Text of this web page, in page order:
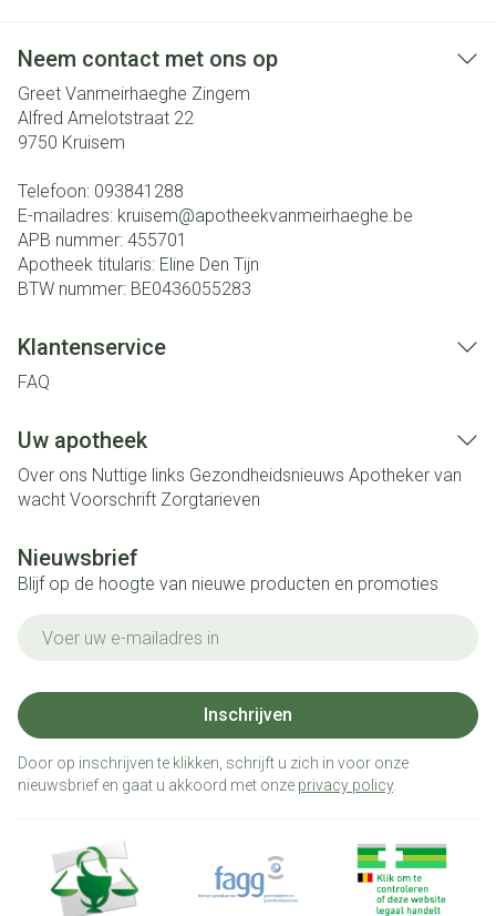
Neem contact met ons op
Greet Vanmeirhaeghe Zingem
Alfred Amelotstraat 22
9750 Kruisem
Telefoon: 093841288
E-mailadres: kruisem@apotheekvanmeirhaeghe.be
APB nummer: 455701
Apotheek titularis: Eline Den Tijn
BTW nummer: BE0436055283
Klantenservice
FAQ
Uw apotheek
Over ons Nuttige links Gezondheidsnieuws Apotheker van
wacht Voorschrift Zorgtarieven
Nieuwsbrief
Blijf op de hoogte van nieuwe producten en promoties
Inschrijven
Door op inschrijven te klikken, schrijft u zich in voor onze
nieuwsbrief en gaat u akkoord met onze privacy policy.